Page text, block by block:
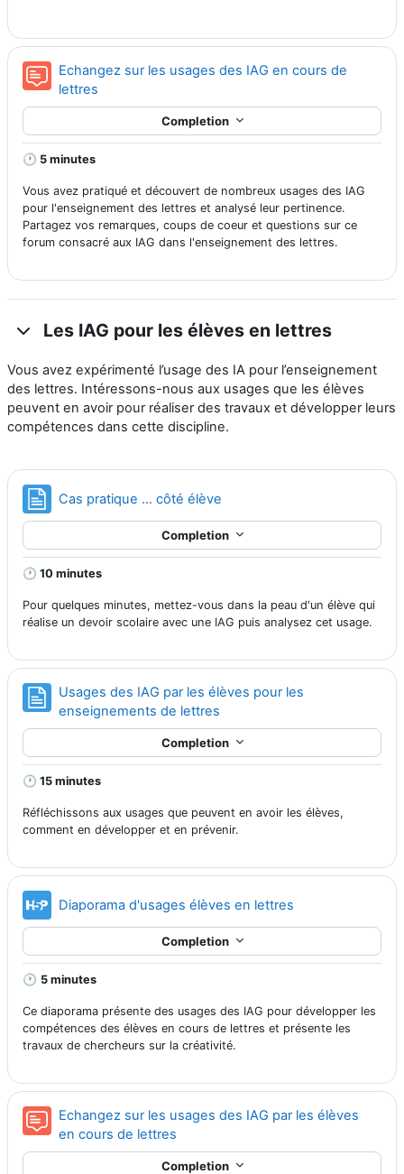
Echangez sur les usages des IAG en cours de
lettres
Completion
🕐 5 minutes
Vous avez pratiqué et découvert de nombreux usages des IAG
pour l'enseignement des lettres et analysé leur pertinence.
Partagez vos remarques, coups de coeur et questions sur ce
forum consacré aux IAG dans l'enseignement des lettres.
Les IAG pour les élèves en lettres
Vous avez expérimenté l’usage des IA pour l’enseignement
des lettres. Intéressons-nous aux usages que les élèves
peuvent en avoir pour réaliser des travaux et développer leurs
compétences dans cette discipline.
Cas pratique ... côté élève
Completion
🕐 10 minutes
Pour quelques minutes, mettez-vous dans la peau d'un élève qui
réalise un devoir scolaire avec une IAG puis analysez cet usage.
Usages des IAG par les élèves pour les
enseignements de lettres
Completion
🕐 15 minutes
Réfléchissons aux usages que peuvent en avoir les élèves,
comment en développer et en prévenir.
Diaporama d'usages élèves en lettres
Completion
🕐 5 minutes
Ce diaporama présente des usages des IAG pour développer les
compétences des élèves en cours de lettres et présente les
travaux de chercheurs sur la créativité.
Echangez sur les usages des IAG par les élèves
en cours de lettres
Completion